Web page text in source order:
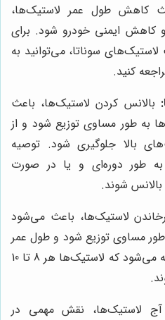
کاهش طول عمر لاستیک‌ها،
ایمنی خودرو شود. برای
سوناتا، می‌توانید به
کنید.
بالانس کردن لاستیک‌ها، باعث
به طور مساوی توزیع شود و از
بالا جلوگیری شود. توصیه
طور دوره‌ای و یا در صورت
شوند.
لاستیک‌ها، باعث می‌شود
مساوی توزیع شود و طول عمر
آن‌ها افزایش یابد. توصیه می‌شود که لاستیک‌ها هر 8 تا 10
آج لاستیک‌ها، نقش مهمی در